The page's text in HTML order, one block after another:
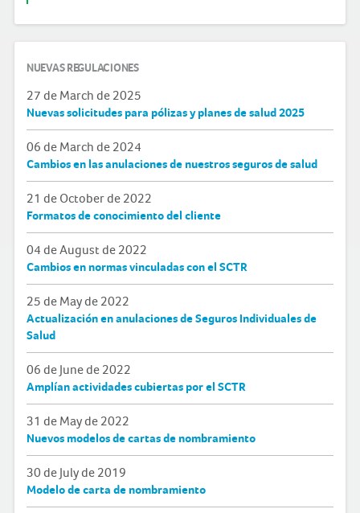
NUEVAS REGULACIONES
27 de March de 2025
Nuevas solicitudes para pólizas y planes de salud 2025
06 de March de 2024
Cambios en las anulaciones de nuestros seguros de salud
21 de October de 2022
Formatos de conocimiento del cliente
04 de August de 2022
Cambios en normas vinculadas con el SCTR
25 de May de 2022
Actualización en anulaciones de Seguros Individuales de
Salud
06 de June de 2022
Amplían actividades cubiertas por el SCTR
31 de May de 2022
Nuevos modelos de cartas de nombramiento
30 de July de 2019
Modelo de carta de nombramiento